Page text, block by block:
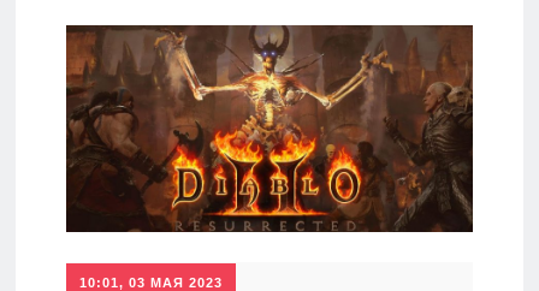
10:01, 03 МАЯ 2023